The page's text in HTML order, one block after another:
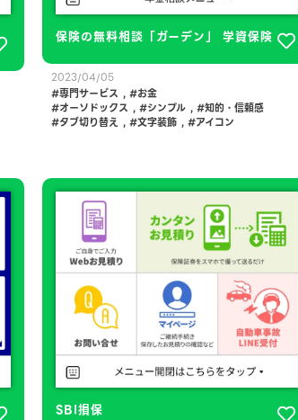
保険の無料相談「ガーデン」 学資保険
2023/04/05
専門サービス ,
お金
オーソドックス , シンプル ,
知的・信頼感
タブ切り替え , 文字装飾 , アイコン
SBI損保